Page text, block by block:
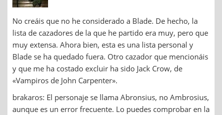
No creáis que no he considerado a Blade. De hecho, la
lista de cazadores de la que he partido era muy, pero que
muy extensa. Ahora bien, esta es una lista personal y
Blade se ha quedado fuera. Otro cazador que mencionáis
y que me ha costado excluir ha sido Jack Crow, de
«Vampiros de John Carpenter».
brakaros: El personaje se llama Abronsius, no Ambrosius,
aunque es un error frecuente. Lo puedes comprobar en la